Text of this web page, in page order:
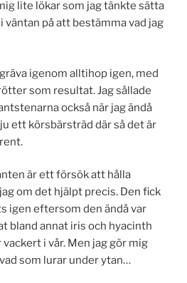
lite lökar som jag tänkte sätta
väntan på att bestämma vad jag
igenom alltihop igen, med
som resultat. Jag sållade
också när jag ändå
ett körsbärsträd där så det är
är ett försök att hålla
om det hjälpt precis. Den fick
igen eftersom den ändå var
bland annat iris och hyacinth
i vår. Men jag gör mig
som lurar under ytan…